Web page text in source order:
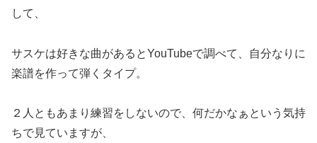
して、
サスケは好きな曲があるとYouTubeで調べて、自分なりに
楽譜を作って弾くタイプ。
２人ともあまり練習をしないので、何だかなぁという気持
ちで見ていますが、